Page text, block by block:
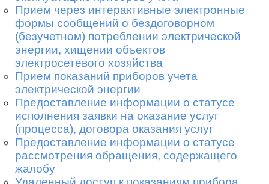
Прием через интерактивные электронные
формы сообщений о бездоговорном
(безучетном) потреблении электрической
энергии, хищении объектов
электросетевого хозяйства
Прием показаний приборов учета
электрической энергии
Предоставление информации о статусе
исполнения заявки на оказание услуг
(процесса), договора оказания услуг
Предоставление информации о статусе
рассмотрения обращения, содержащего
жалобу
Заказать обратный звонок
Укажите ваше имя и телефон